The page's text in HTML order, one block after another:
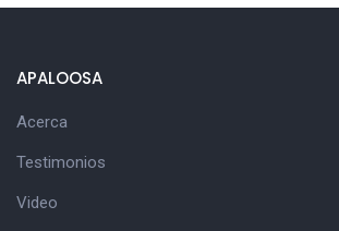
APALOOSA
Acerca
Testimonios
Video